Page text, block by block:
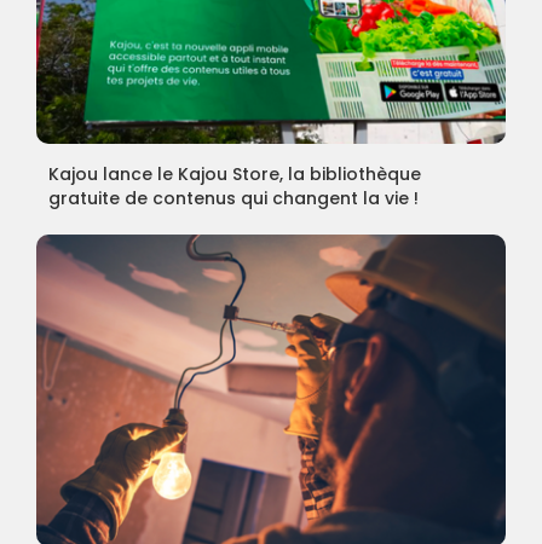
Kajou lance le Kajou Store, la bibliothèque
gratuite de contenus qui changent la vie !